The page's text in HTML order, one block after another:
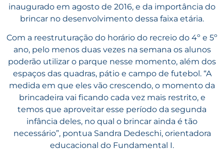
inaugurado em agosto de 2016, e da importância do
brincar no desenvolvimento dessa faixa etária.
Com a reestruturação do horário do recreio do 4º e 5º
ano, pelo menos duas vezes na semana os alunos
poderão utilizar o parque nesse momento, além dos
espaços das quadras, pátio e campo de futebol. “A
medida em que eles vão crescendo, o momento da
brincadeira vai ficando cada vez mais restrito, e
temos que aproveitar esse período da segunda
infância deles, no qual o brincar ainda é tão
necessário”, pontua Sandra Dedeschi, orientadora
educacional do Fundamental I.